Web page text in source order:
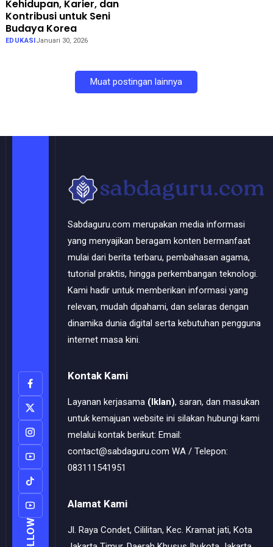
Kehidupan, Karier, dan
Kontribusi untuk Seni
Budaya Korea
EDUKASIJanuari 30, 2026
Muat postingan lainnya
Sabdaguru.com merupakan media informasi
yang menyajikan beragam konten bermanfaat
mulai dari berita terbaru, pembahasan agama,
tutorial praktis, hingga perkembangan teknologi.
Kami hadir untuk memberikan informasi yang
relevan, mudah dipahami, dan selaras dengan
dinamika dunia digital serta kebutuhan pengguna
internet masa kini.
Kontak Kami
Layanan kerjasama (Iklan), saran, dan masukan
untuk kemajuan website ini silakan hubungi kami
melalui kontak berikut: Email:
contact@sabdaguru.com WA / Telepon:
083111541951
Alamat Kami
Jl. Raya Condet, Cililitan, Kec. Kramat jati, Kota